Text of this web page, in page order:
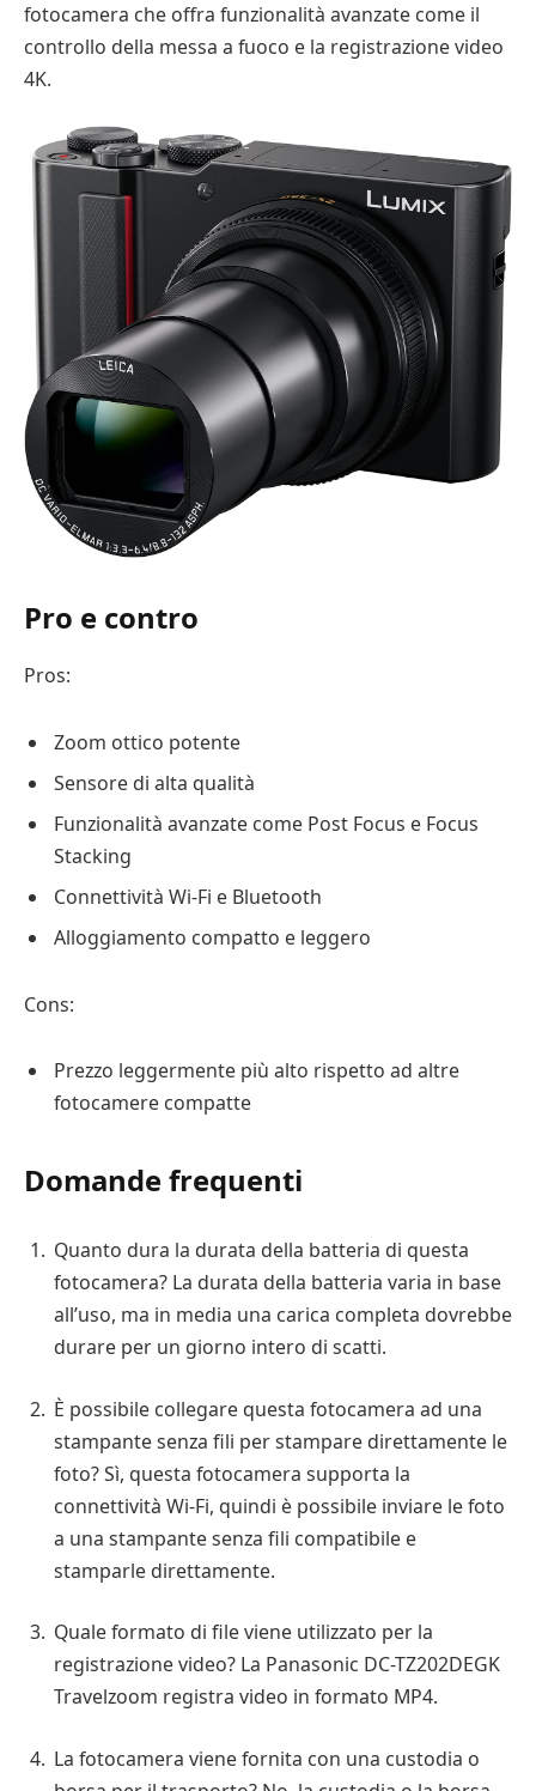
fotocamera che offra funzionalità avanzate come il
controllo della messa a fuoco e la registrazione video
4K.
Pro e contro
Pros:
Zoom ottico potente
Sensore di alta qualità
Funzionalità avanzate come Post Focus e Focus
Stacking
Connettività Wi-Fi e Bluetooth
Alloggiamento compatto e leggero
Cons:
Prezzo leggermente più alto rispetto ad altre
fotocamere compatte
Domande frequenti
Quanto dura la durata della batteria di questa
fotocamera? La durata della batteria varia in base
all’uso, ma in media una carica completa dovrebbe
durare per un giorno intero di scatti.
È possibile collegare questa fotocamera ad una
stampante senza fili per stampare direttamente le
foto? Sì, questa fotocamera supporta la
connettività Wi-Fi, quindi è possibile inviare le foto
a una stampante senza fili compatibile e
stamparle direttamente.
Quale formato di file viene utilizzato per la
registrazione video? La Panasonic DC-TZ202DEGK
Travelzoom registra video in formato MP4.
La fotocamera viene fornita con una custodia o